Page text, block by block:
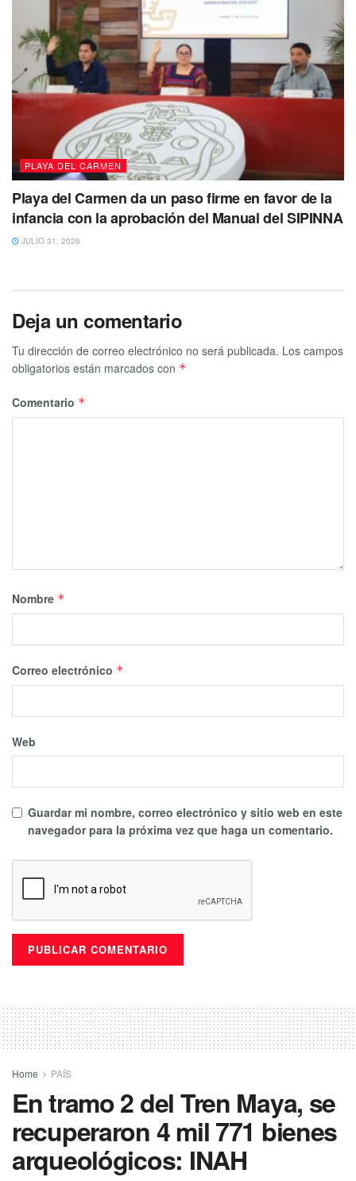
Al finalizar la presidente municipal manifestó que en este
Tianguis Turístico, Solidaridad está presente con el stand
de Playa del Carmen, pero también con uno más que es
especial que va en el marco del 30 aniversario del
municipio el cual se celebrará el próximo 28 de julio con
varias actividades y tradiciones.
No dejes de ver
PLAYA DEL CARMEN
Playa del Carmen da un paso firme en favor de la
infancia con la aprobación del Manual del SIPINNA
JULIO 31, 2026
Deja un comentario
Tu dirección de correo electrónico no será publicada. Los campos
obligatorios están marcados con *
Comentario *
Nombre *
Correo electrónico *
Web
Guardar mi nombre, correo electrónico y sitio web en este
navegador para la próxima vez que haga un comentario.
Home PAÍS
En tramo 2 del Tren Maya, se
recuperaron 4 mil 771 bienes
arqueológicos: INAH